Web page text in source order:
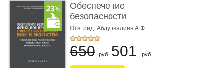
Обеспечение
безопасности
функционирования уг
...
Отв. ред. Абдулвалиев А.Ф.
650 руб. 501 руб.